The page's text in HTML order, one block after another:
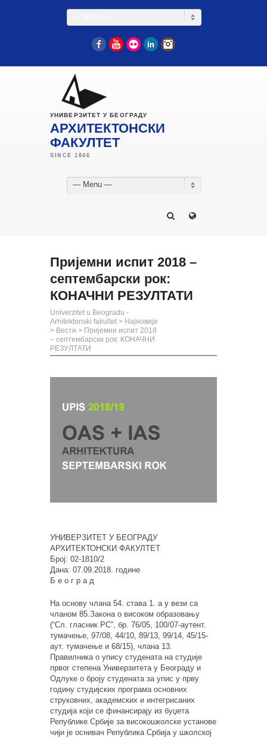
FacebookYouTube
Flickr LinkedIn
УНИВЕРЗИТЕТ У БЕОГРАДУ
АРХИТЕКТОНСКИ
ФАКУЛТЕТ
— Menu —
Пријемни испит 2018 –
септембарски рок:
КОНАЧНИ РЕЗУЛТАТИ
Univerzitet u Beogradu -
Arhitektonski fakultet > Најновије
> Вести > Пријемни испит 2018
– септембарски рок: КОНАЧНИ
РЕЗУЛТАТИ
УНИВЕРЗИТЕТ У БЕОГРАДУ
АРХИТЕКТОНСКИ ФАКУЛТЕТ
Број: 02-1810/2
Дана: 07.09.2018. године
Б е о г р а д
На основу члана 54. става 1. а у вези са
чланом 85.Закона о високом образовању
(“Сл. гласник РС”, бр. 76/05, 100/07-аутент.
тумачење, 97/08, 44/10, 89/13, 99/14, 45/15-
аут. тумачење и 68/15), члана 13.
Правилника о упису студената на студије
првог степенa Универзитета у Београду и
Одлуке о броју студената за упис у прву
годину студијских програма основних
струковних, академских и интегрисаних
студија који се финансирају из буџета
Републике Србије за високошколске установе
чији је оснивач Република Србија у школској